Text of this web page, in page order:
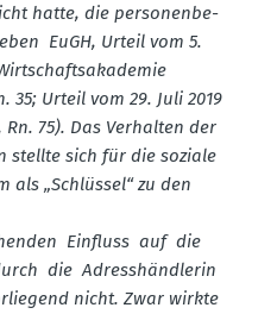
hatte, die perso­nen­be­
EuGH, Urteil vom 5.
35; Urteil vom 29. Juli 2019
Rn. 75). Das Verhalten der
stellte sich für die soziale
als „Schlüssel“ zu den
Einfluss auf die
die Adress­händ­lerin
nicht. Zwar wirkte